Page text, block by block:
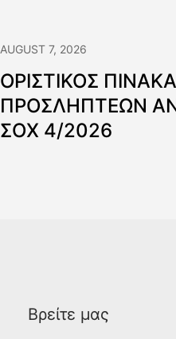
AUGUST 7, 2026
ΟΡΙΣΤΙΚΟΣ
ΠΡΟΣΛΗΠΤΕΩΝ
ΣΟΧ 4/2026
Βρείτε μας